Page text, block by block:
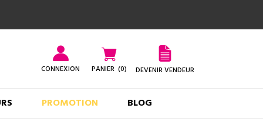
CONNEXION PANIER (0) DEVENIR VENDEUR
PROMOTION BLOG